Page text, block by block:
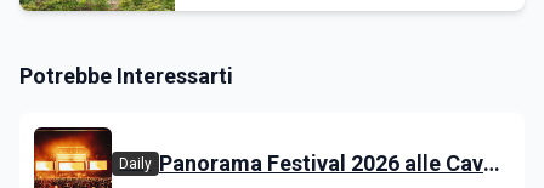
Potrebbe Interessarti
Daily Panorama Festival 2026 alle Cave